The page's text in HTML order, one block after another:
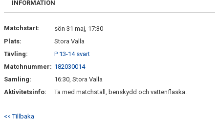
DOKUMENT
INFORMATION
Matchstart:
sön 31 maj, 17:30
Plats:
Stora Valla
Tävling:
P 13-14 svart
Matchnummer: 182030014
Samling:
16:30, Stora Valla
Aktivitetsinfo:
Ta med matchställ, benskydd och vattenflaska.
<< Tillbaka